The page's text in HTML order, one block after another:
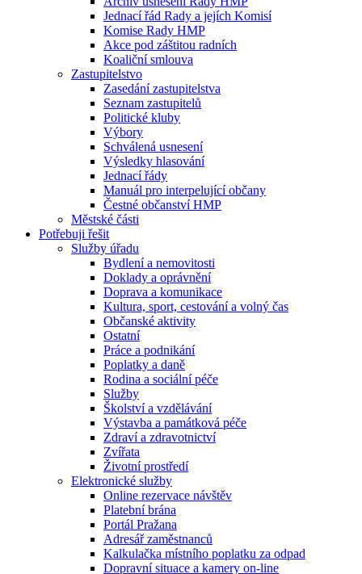
Jednací řád Rady a jejích Komisí
Komise Rady HMP
Akce pod záštitou radních
Koaliční smlouva
Zastupitelstvo
Zasedání zastupitelstva
Seznam zastupitelů
Politické kluby
Výbory
Schválená usnesení
Výsledky hlasování
Jednací řády
Manuál pro interpelující občany
Čestné občanství HMP
Městské části
Potřebuji řešit
Služby úřadu
Bydlení a nemovitosti
Doklady a oprávnění
Doprava a komunikace
Kultura, sport, cestování a volný čas
Občanské aktivity
Ostatní
Práce a podnikání
Poplatky a daně
Rodina a sociální péče
Služby
Školství a vzdělávání
Výstavba a památková péče
Zdraví a zdravotnictví
Zvířata
Životní prostředí
Elektronické služby
Online rezervace návštěv
Platební brána
Portál Pražana
Adresář zaměstnanců
Kalkulačka místního poplatku za odpad
Dopravní situace a kamery on-line